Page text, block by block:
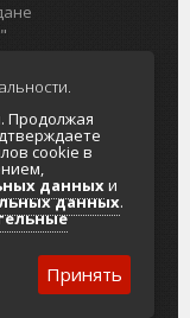
портал
обработки
персональных
Продолжая
cookie в
данныхи
данных.
Принять